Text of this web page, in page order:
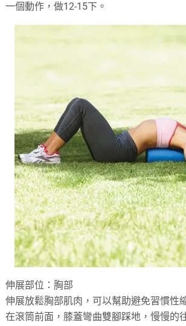
一個動作，做12-15下。
伸展部位：胸部
伸展放鬆胸部肌肉，可以幫助避免習慣性
在滾筒前面，膝蓋彎曲雙腳踩地，慢慢的